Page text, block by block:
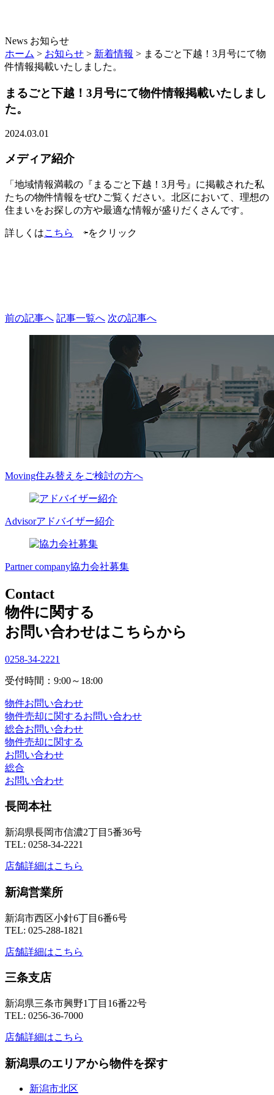
News お知らせ
ホーム > お知らせ > 新着情報 > まるごと下越！3月号にて物
件情報掲載いたしました。
まるごと下越！3月号にて物件情報掲載いたしまし
た。
2024.03.01
メディア紹介
「地域情報満載の『まるごと下越！ 3月号』に掲載された私
たちの物件情報をぜひご覧ください。北区において、理想の
住まいをお探しの方や最適な情報が盛りだくさんです。
詳しくはこちら ⇦をクリック
前の記事へ 記事一覧へ 次の記事へ
Moving住み替えをご検討の方へ
Advisorアドバイザー紹介
Partner company協力会社募集
Contact
物件に関する
お問い合わせはこちらから
0258-34-2221
受付時間：9:00～18:00
物件お問い合わせ
物件売却に関するお問い合わせ
総合お問い合わせ
物件売却に関する
お問い合わせ
総合
お問い合わせ
長岡本社
新潟県長岡市信濃2丁目5番36号
TEL: 0258-34-2221
店舗詳細はこちら
新潟営業所
新潟市西区小針6丁目6番6号
TEL: 025-288-1821
店舗詳細はこちら
三条支店
新潟県三条市興野1丁目16番22号
TEL: 0256-36-7000
店舗詳細はこちら
新潟県のエリアから物件を探す
新潟市北区